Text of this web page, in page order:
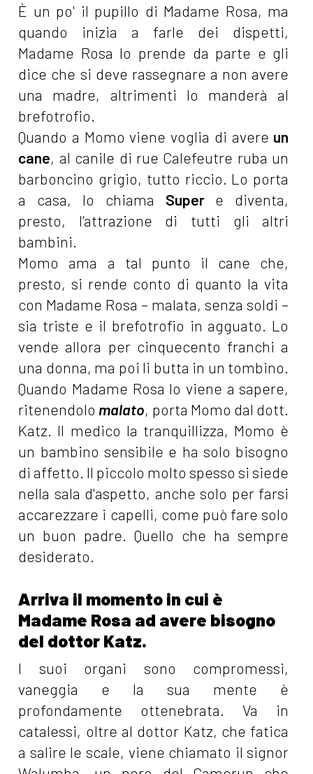
È un po' il pupillo di Madame Rosa, ma
quando inizia a farle dei dispetti,
Madame Rosa lo prende da parte e gli
dice che si deve rassegnare a non avere
una madre, altrimenti lo manderà al
brefotrofio.
Quando a Momo viene voglia di avere un
cane, al canile di rue Calefeutre ruba un
barboncino grigio, tutto riccio. Lo porta
a casa, lo chiama Supere diventa,
presto, l’attrazione di tutti gli altri
bambini.
Momo ama a tal punto il cane che,
presto, si rende conto di quanto la vita
con Madame Rosa – malata, senza soldi –
sia triste e il brefotrofio in agguato. Lo
vende allora per cinquecento franchi a
una donna, ma poi li butta in un tombino.
Quando Madame Rosa lo viene a sapere,
ritenendolo malato, porta Momo dal dott.
Katz. Il medico la tranquillizza, Momo è
un bambino sensibile e ha solo bisogno
di affetto. Il piccolo molto spesso si siede
nella sala d'aspetto, anche solo per farsi
accarezzare i capelli, come può fare solo
un buon padre. Quello che ha sempre
desiderato.
Arriva il momento in cui è
Madame Rosa ad avere bisogno
del dottor Katz.
I suoi organi sono compromessi,
vaneggia e la sua mente è
profondamente ottenebrata. Va in
catalessi, oltre al dottor Katz, che fatica
a salire le scale, viene chiamato il signor